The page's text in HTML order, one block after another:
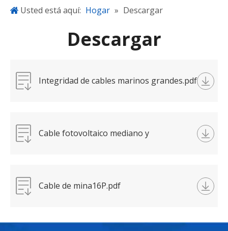
BlogUsted está aquí: Hogar » Descargar
Descargar
Integridad de cables marinos grandes.pdf
Cable fotovoltaico mediano y
Cable de mina16P.pdf